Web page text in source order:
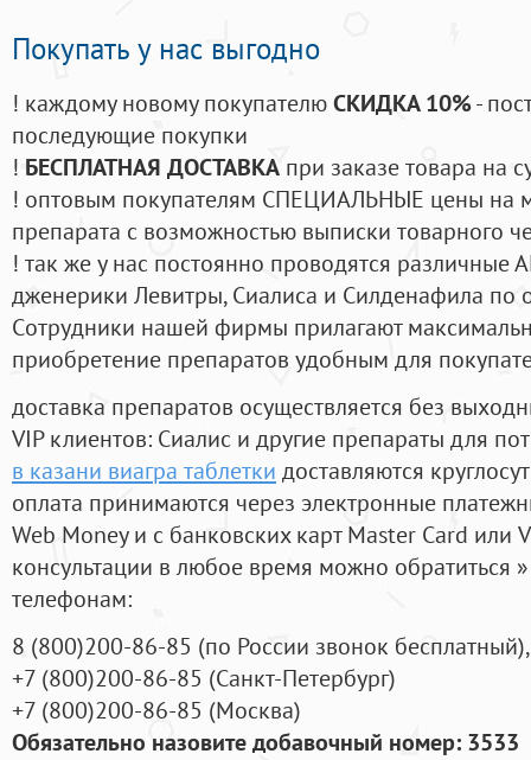
Покупать у нас выгодно
! каждому новому покупателюСКИДКА 10%-
последующие покупки
! БЕСПЛАТНАЯ ДОСТАВКА при заказе товара на
! оптовым покупателям СПЕЦИАЛЬНЫЕ цены на
препарата с возможностью выписки товарного
! так же у нас постоянно проводятся
дженерики Левитры, Сиалиса и Силденафила по
Cотрудники нашей фирмы прилагают
приобретение препаратов удобным для
доставка препаратов осуществляется без
VIP клиентов: Сиалис и другие препараты для
в казани виагра таблетки доставляются
оплата принимаются через электронные
Web Money и с банковских карт Master Card или
консультации в любое время можно обратиться
телефонам:
8 (800)200-86-85 (по России звонок бесплатный),
+7 (800)200-86-85 (Санкт-Петербург)
+7 (800)200-86-85 (Москва)
Обязательно назовите добавочный номер: 3533